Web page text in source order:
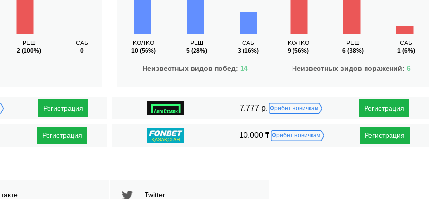
РЕШ
2 (100%)
САБ
0
KO/TKO
10 (56%)
РЕШ
5 (28%)
САБ
3 (16%)
Неизвестных видов побед: 14
KO/TKO
9 (56%)
РЕШ
6 (38%)
САБ
1(6%)
Неизвестных видов поражений: 6
Регистрация 7.777 р. Фрибет новичкам Регистрация
Регистрация 10.000 ₸ Фрибет новичкам Регистрация
Twitter